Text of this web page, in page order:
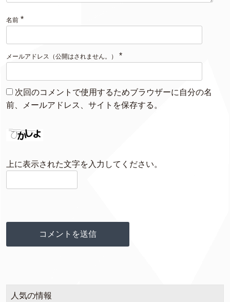
名前 *
メールアドレス（公開はされません。） *
次回のコメントで使用するためブラウザーに自分の名
前、メールアドレス、サイトを保存する。
上に表示された文字を入力してください。
人気の情報